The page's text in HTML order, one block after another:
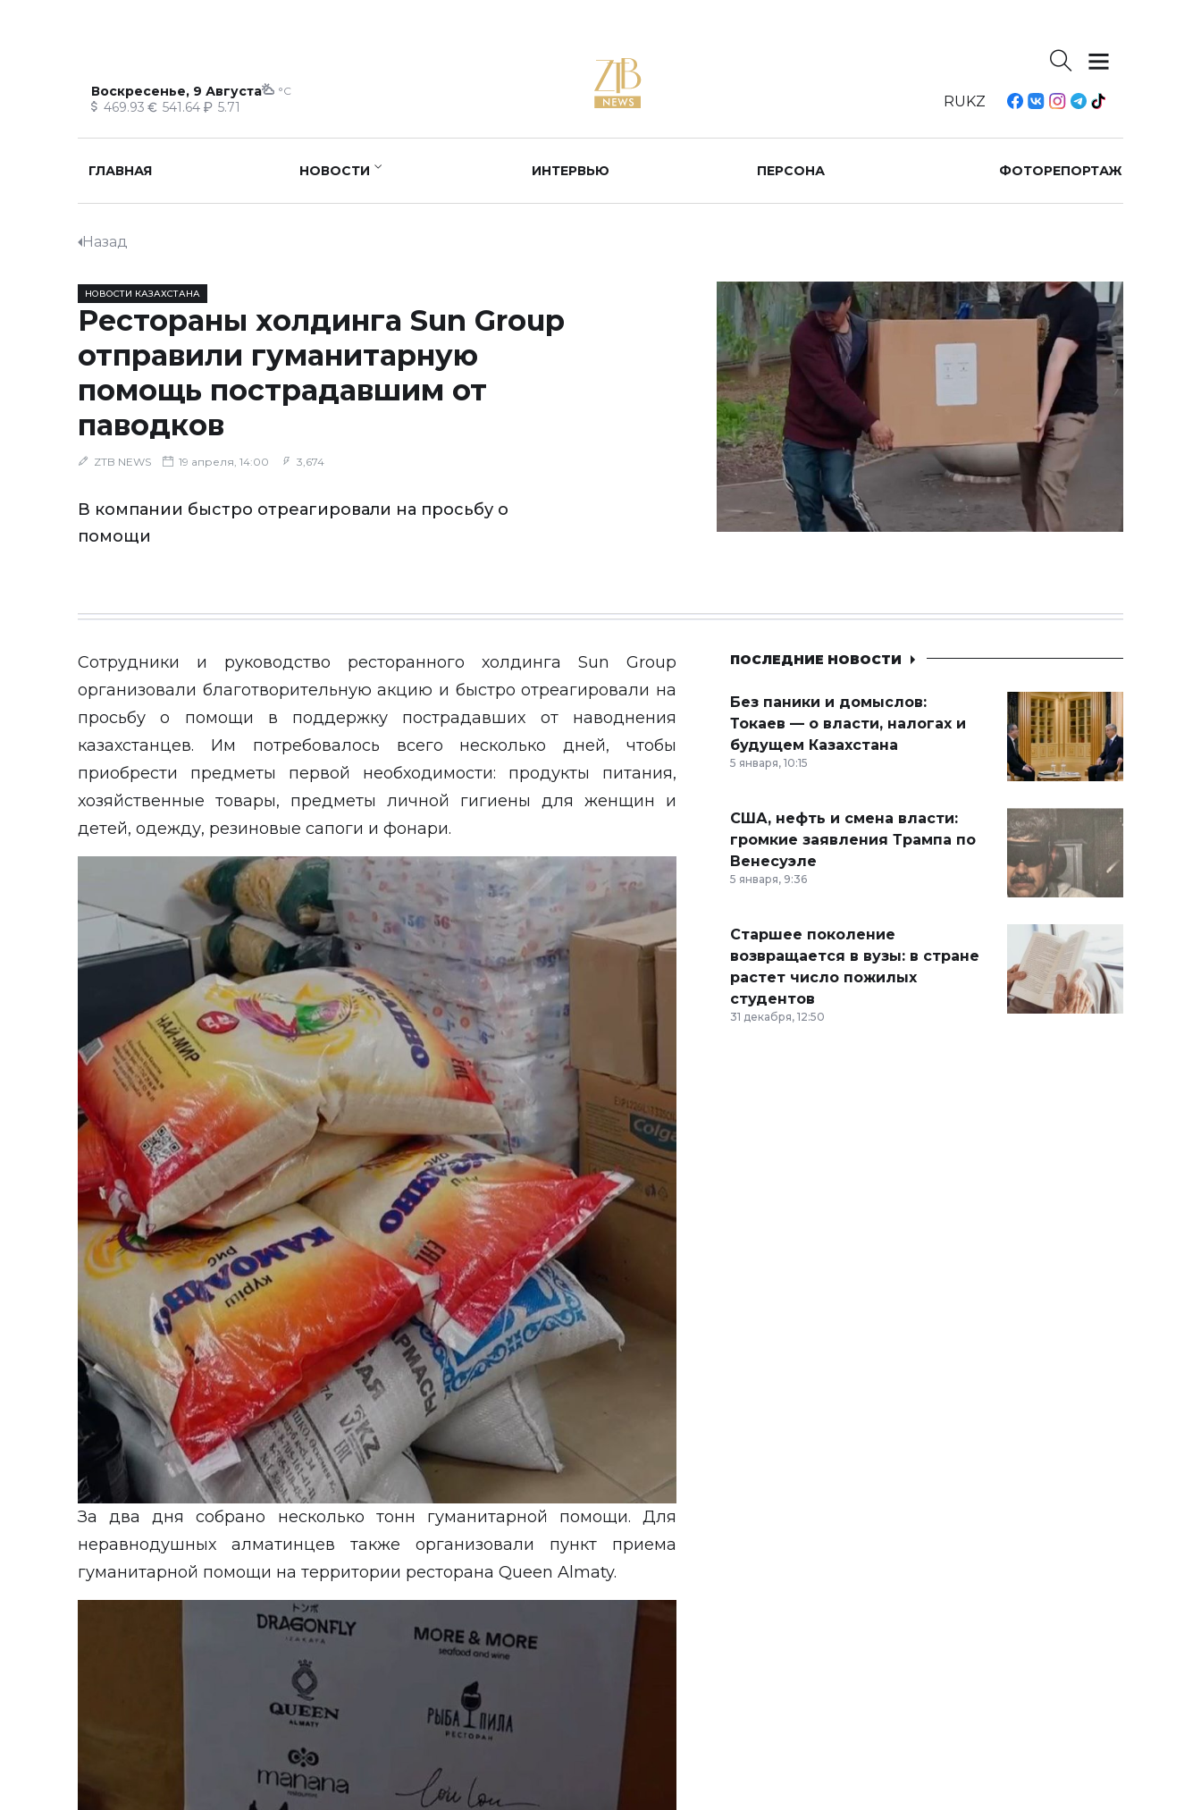
Воскресенье, 9 Августа °C
469.93 541.64 5.71 RUKZ
ГЛАВНАЯ НОВОСТИ ИНТЕРВЬЮ ПЕРСОНА ФОТОРЕПОРТАЖ
Назад
НОВОСТИ КАЗАХСТАНА
Рестораны холдинга Sun Group
отправили гуманитарную
помощь пострадавшим от
паводков
ZTB NEWS 19 апреля, 14:00 3,674
В компании быстро отреагировали на просьбу о
помощи
Сотрудники и руководство ресторанного холдинга Sun Group
организовали благотворительную акцию и быстро отреагировали на
просьбу о помощи в поддержку пострадавших от наводнения
казахстанцев. Им потребовалось всего несколько дней, чтобы
приобрести предметы первой необходимости: продукты питания,
хозяйственные товары, предметы личной гигиены для женщин и
детей, одежду, резиновые сапоги и фонари.
За два дня собрано несколько тонн гуманитарной помощи. Для
неравнодушных алматинцев также организовали пункт приема
гуманитарной помощи на территории ресторана Queen Almaty.
ПОСЛЕДНИЕ НОВОСТИ
Без паники и домыслов:
Токаев — о власти, налогах и
будущем Казахстана
5 января, 10:15
США, нефть и смена власти:
громкие заявления Трампа по
Венесуэле
5 января, 9:36
Старшее поколение
возвращается в вузы: в стране
растет число пожилых
студентов
31 декабря, 12:50